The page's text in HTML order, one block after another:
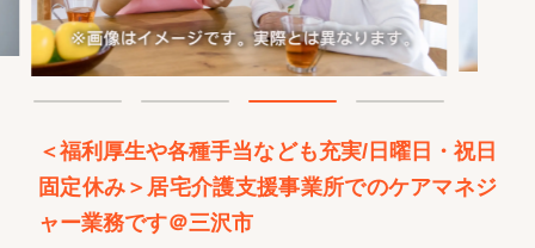
＜福利厚生や各種手当なども充実/日曜日・祝日
固定休み＞居宅介護支援事業所でのケアマネジ
ャー業務です＠三沢市